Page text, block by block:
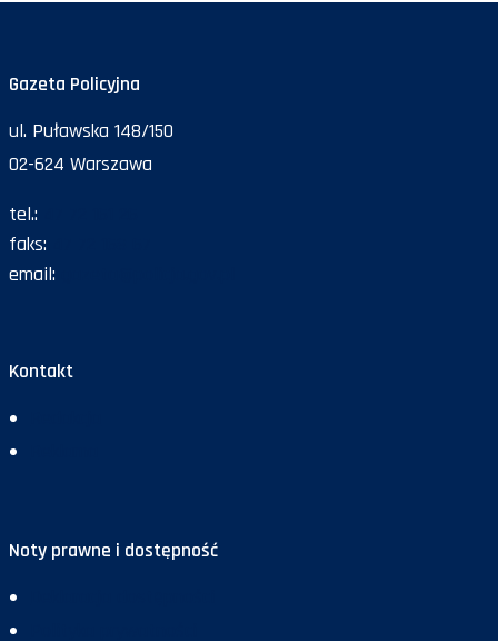
Gazeta Policyjna
ul. Puławska 148/150
02-624 Warszawa
tel.:
faks:
email:
Kontakt
Noty prawne i dostępność